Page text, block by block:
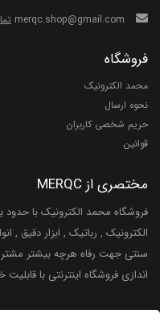
فروشگاه
محمد الکترونیک
نحوه ارسال
حریم شخصی کاربران
قوانین
مختصری از MERQC
فروشگاه محمد الکترونیک با
الکترونیک , رباتیک , ابزار دقیق ,
سنتی جهت رفاه هرچه بیشتر
اندازی فروشگاه اینترنتی با